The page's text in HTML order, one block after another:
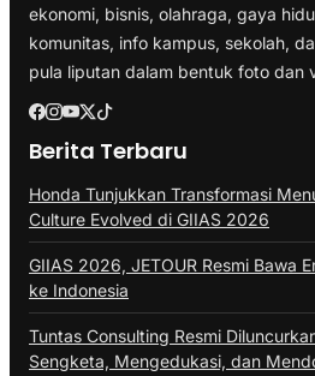
ekonomi, bisnis, olahraga, gaya
komunitas, info kampus, sekolah,
pula liputan dalam bentuk foto dan
Berita Terbaru
Honda Tunjukkan Transformasi
Culture Evolved di GIIAS 2026
GIIAS 2026, JETOUR Resmi Bawa
ke Indonesia
Tuntas Consulting Resmi
Sengketa, Mengedukasi, dan